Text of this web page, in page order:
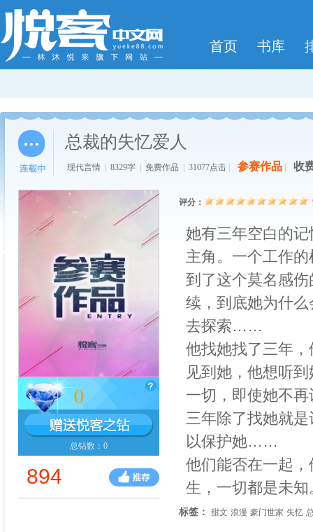
首页 书库
总裁的失忆爱人
现代言情 8329字 免费作品 31077点击 参赛作品 收
0
总钻数：0
894
评分：
她有三年空白的
主角。一个工作
到了这个莫名感
续，到底她为什
去探索……
他找她找了三年
见到她，他想听
一切，即使她不
三年除了找她就
以保护她……
他们能否在一起
生，一切都是未知
标签： 甜文 浪漫 豪门世家 失忆